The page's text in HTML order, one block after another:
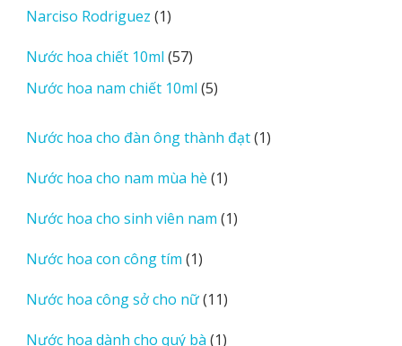
Narciso Rodriguez 11
phẩm
Nước hoa chiết 10ml 5757
sản
phẩm
Nước hoa nam chiết 10ml 55
phẩm
Nước hoa cho đàn ông thành đạt 11
Nước hoa cho nam mùa hè 11
phẩm
Nước hoa cho sinh viên nam 11
Nước hoa con công tím 11
phẩm
Nước hoa công sở cho nữ 1111
Nước hoa dành cho quý bà 11